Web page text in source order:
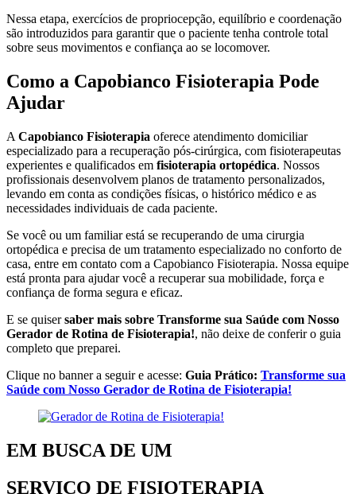
Nessa etapa, exercícios de propriocepção, equilíbrio e coordenação
são introduzidos para garantir que o paciente tenha controle total
sobre seus movimentos e confiança ao se locomover.
Como a Capobianco Fisioterapia Pode
Ajudar
A Capobianco Fisioterapia oferece atendimento domiciliar
especializado para a recuperação pós-cirúrgica, com fisioterapeutas
experientes e qualificados em fisioterapia ortopédica. Nossos
profissionais desenvolvem planos de tratamento personalizados,
levando em conta as condições físicas, o histórico médico e as
necessidades individuais de cada paciente.
Se você ou um familiar está se recuperando de uma cirurgia
ortopédica e precisa de um tratamento especializado no conforto de
casa, entre em contato com a Capobianco Fisioterapia. Nossa equipe
está pronta para ajudar você a recuperar sua mobilidade, força e
confiança de forma segura e eficaz.
E se quisersaber mais sobre Transforme sua Saúde com Nosso
Gerador de Rotina de Fisioterapia!, não deixe de conferir o guia
completo que preparei.
Clique no banner a seguir e acesse: Guia Prático: Transforme sua
Saúde com Nosso Gerador de Rotina de Fisioterapia!
EM BUSCA DE UM
SERVIÇO DE FISIOTERAPIA